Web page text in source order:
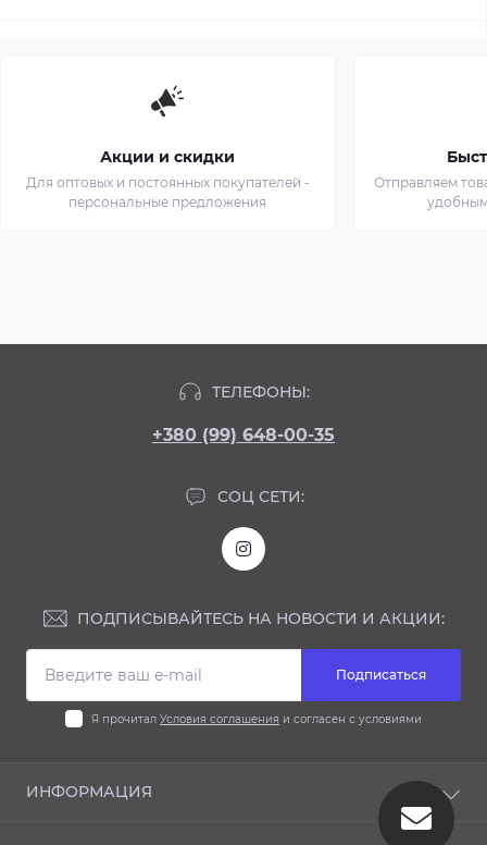
Акции и скидки
Для оптовых и постоянных покупателей -
персональные предложения
Отправляем
ТЕЛЕФОНЫ:
+380 (99) 648-00-35
СОЦ СЕТИ:
ПОДПИСЫВАЙТЕСЬ НА НОВОСТИ И АКЦИИ:
Подписаться
Я прочитал Условия соглашения и согласен с условиями
ИНФОРМАЦИЯ